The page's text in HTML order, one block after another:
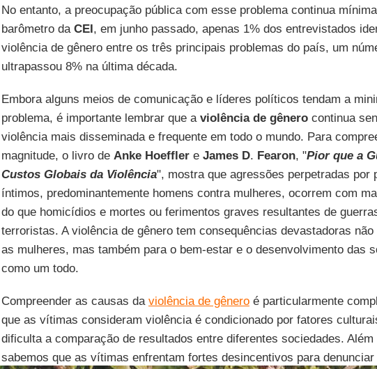
No entanto, a preocupação pública com esse problema continua
barômetro da CEI, em junho passado, apenas 1% dos entrevistados
violência de gênero entre os três principais problemas do país, um
ultrapassou 8% na última década.
Embora alguns meios de comunicação e líderes políticos tendam a
problema, é importante lembrar que a violência de gênerocontinua
violência mais disseminada e frequente em todo o mundo. Para
magnitude, o livro de Anke Hoefflere James D. Fearon, "Pior que a
Custos Globais da Violência", mostra que agressões perpetradas por
íntimos, predominantemente homens contra mulheres, ocorrem com
do que homicídios e mortes ou ferimentos graves resultantes de
terroristas. A violência de gênero tem consequências devastadoras não
as mulheres, mas também para o bem-estar e o desenvolvimento das
como um todo.
Compreender as causas da violência de gêneroé particularmente
que as vítimas consideram violência é condicionado por fatores
dificulta a comparação de resultados entre diferentes sociedades. Além
sabemos que as vítimas enfrentam fortes desincentivos para denunciar